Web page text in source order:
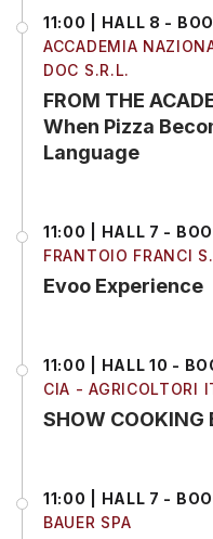
11:00 | HALL 8 -
ACCADEMIA
DOC S.R.L.
FROM THE
When Pizza
Language
11:00 | HALL 7 -
FRANTOIO FRANCI
Evoo Experience
11:00 | HALL 10 -
CIA - AGRICOLTORI
SHOW
11:00 | HALL 7 -
BAUER SPA